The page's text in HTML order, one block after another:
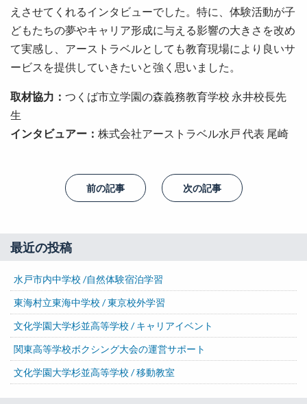
えさせてくれるインタビューでした。特に、体験活動が子
どもたちの夢やキャリア形成に与える影響の大きさを改め
て実感し、アーストラベルとしても教育現場により良いサ
ービスを提供していきたいと強く思いました。
取材協力： つくば市立学園の森義務教育学校 永井校長先
生
インタビュアー： 株式会社アーストラベル水戸 代表 尾崎
前の記事 次の記事
最近の投稿
水戸市内中学校 /自然体験宿泊学習
東海村立東海中学校 / 東京校外学習
文化学園大学杉並高等学校 / キャリアイベント
関東高等学校ボクシング大会の運営サポート
文化学園大学杉並高等学校 / 移動教室